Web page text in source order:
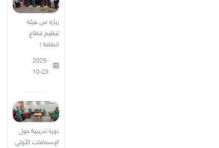
زيارة من هيئة
تنظيم قطاع
الطاقة ا
2025-
10-23
دورة تدريبية حول
الإسعافات الأولي